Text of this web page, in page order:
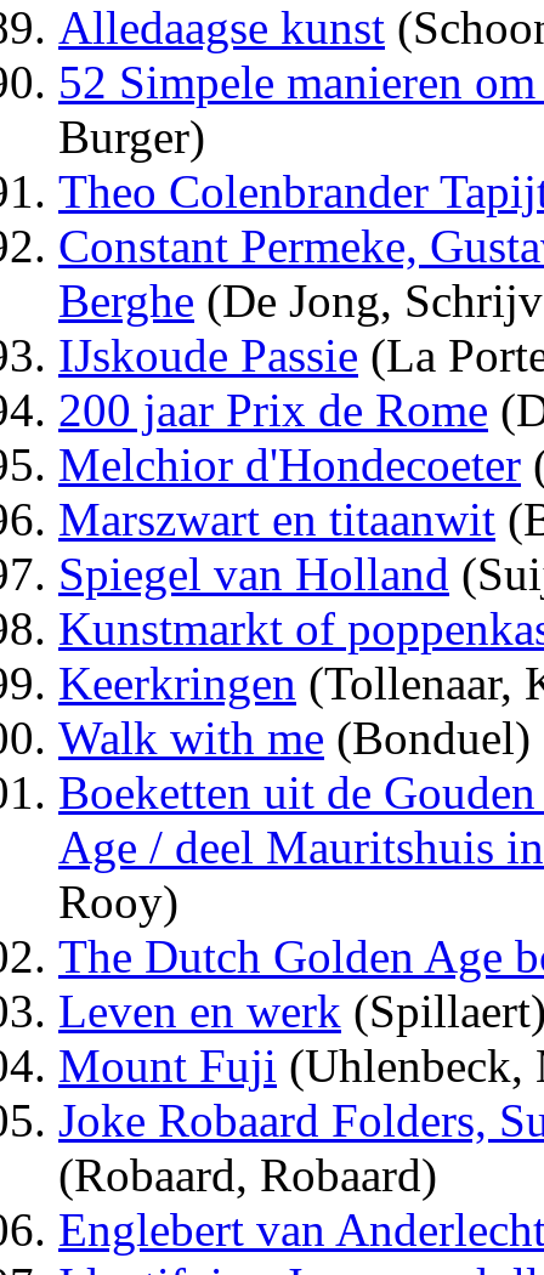
Alledaagse kunst
52 Simpele manieren
Burger)
Theo Colenbrander
Constant Permeke,
Berghe (De Jong,
IJskoude Passie (La
200 jaar Prix de Rome
Melchior d'Hondecoeter
Marszwart en titaanwit
Spiegel van Holland
Kunstmarkt of
Keerkringen (Tollenaar,
Walk with me (Bonduel)
Boeketten uit de
Age / deel Mauritshuis
Rooy)
The Dutch Golden Age
Leven en werk
Mount Fuji (Uhlenbeck,
Joke Robaard Folders,
(Robaard, Robaard)
Englebert van